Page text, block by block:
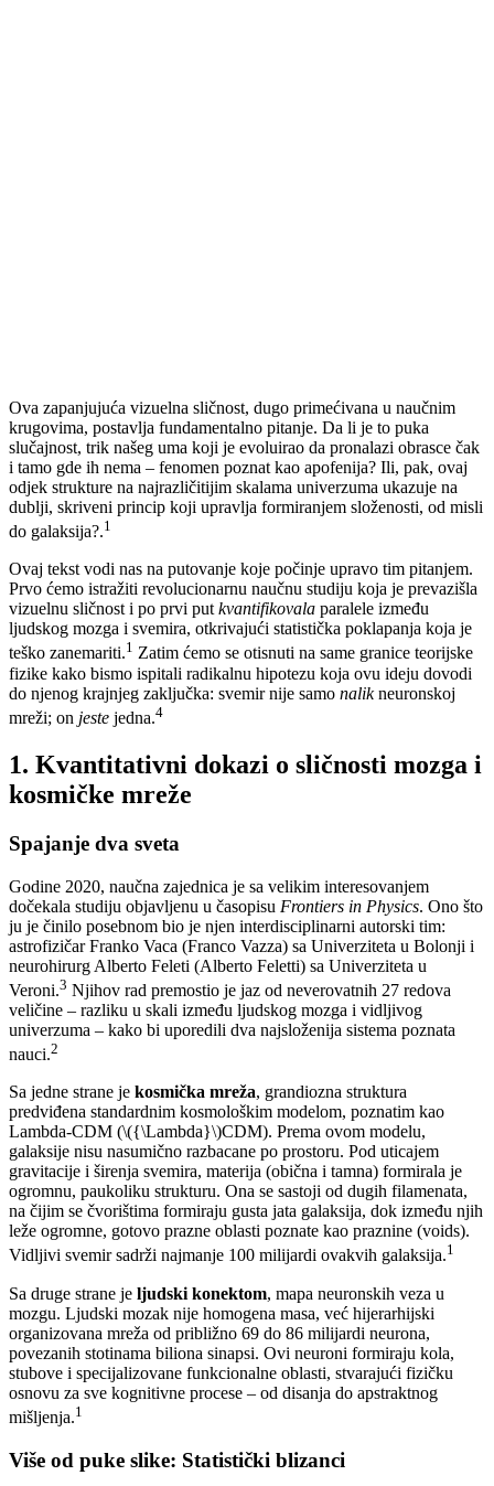
Ova zapanjujuća vizuelna sličnost, dugo primećivana u naučnim
krugovima, postavlja fundamentalno pitanje. Da li je to puka
slučajnost, trik našeg uma koji je evoluirao da pronalazi obrasce čak
i tamo gde ih nema – fenomen poznat kao apofenija? Ili, pak, ovaj
odjek strukture na najrazličitijim skalama univerzuma ukazuje na
dublji, skriveni princip koji upravlja formiranjem složenosti, od misli
do galaksija?.1
Ovaj tekst vodi nas na putovanje koje počinje upravo tim pitanjem.
Prvo ćemo istražiti revolucionarnu naučnu studiju koja je prevazišla
vizuelnu sličnost i po prvi putkvantifikovala paralele između
ljudskog mozga i svemira, otkrivajući statistička poklapanja koja je
teško zanemariti.1 Zatim ćemo se otisnuti na same granice teorijske
fizike kako bismo ispitali radikalnu hipotezu koja ovu ideju dovodi
do njenog krajnjeg zaključka: svemir nije samo nalikneuronskoj
mreži; on jeste jedna.4
1. Kvantitativni dokazi o sličnosti mozga i
kosmičke mreže
Spajanje dva sveta
Godine 2020, naučna zajednica je sa velikim interesovanjem
dočekala studiju objavljenu u časopisu Frontiers in Physics. Ono što
ju je činilo posebnom bio je njen interdisciplinarni autorski tim:
astrofizičar Franko Vaca (Franco Vazza) sa Univerziteta u Bolonji i
neurohirurg Alberto Feleti (Alberto Feletti) sa Univerziteta u
Veroni.3 Njihov rad premostio je jaz od neverovatnih 27 redova
veličine – razliku u skali između ljudskog mozga i vidljivog
univerzuma – kako bi uporedili dva najsloženija sistema poznata
nauci.2
Sa jedne strane je kosmička mreža, grandiozna struktura
predviđena standardnim kosmološkim modelom, poznatim kao
Lambda-CDM (\({\Lambda}\)CDM). Prema ovom modelu,
galaksije nisu nasumično razbacane po prostoru. Pod uticajem
gravitacije i širenja svemira, materija (obična i tamna) formirala je
ogromnu, paukoliku strukturu. Ona se sastoji od dugih filamenata,
na čijim se čvorištima formiraju gusta jata galaksija, dok između njih
leže ogromne, gotovo prazne oblasti poznate kao praznine (voids).
Vidljivi svemir sadrži najmanje 100 milijardi ovakvih galaksija.1
Sa druge strane je ljudski konektom, mapa neuronskih veza u
mozgu. Ljudski mozak nije homogena masa, već hijerarhijski
organizovana mreža od približno 69 do 86 milijardi neurona,
povezanih stotinama biliona sinapsi. Ovi neuroni formiraju kola,
stubove i specijalizovane funkcionalne oblasti, stvarajući fizičku
osnovu za sve kognitivne procese – od disanja do apstraktnog
mišljenja.1
Više od puke slike: Statistički blizanci